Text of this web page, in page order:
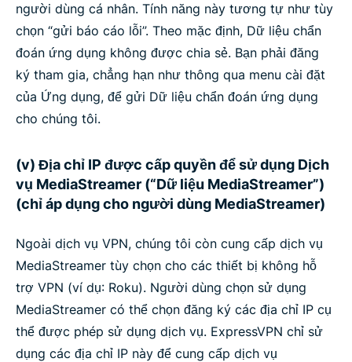
người dùng cá nhân. Tính năng này tương tự như tùy
chọn “gửi báo cáo lỗi”. Theo mặc định, Dữ liệu chẩn
đoán ứng dụng không được chia sẻ. Bạn phải đăng
ký tham gia, chẳng hạn như thông qua menu cài đặt
của Ứng dụng, để gửi Dữ liệu chẩn đoán ứng dụng
cho chúng tôi.
(v) Địa chỉ IP được cấp quyền để sử dụng Dịch
vụ MediaStreamer (“Dữ liệu MediaStreamer”)
(chỉ áp dụng cho người dùng MediaStreamer)
Ngoài dịch vụ VPN, chúng tôi còn cung cấp dịch vụ
MediaStreamer tùy chọn cho các thiết bị không hỗ
trợ VPN (ví dụ: Roku). Người dùng chọn sử dụng
MediaStreamer có thể chọn đăng ký các địa chỉ IP cụ
thể được phép sử dụng dịch vụ. ExpressVPN chỉ sử
dụng các địa chỉ IP này để cung cấp dịch vụ